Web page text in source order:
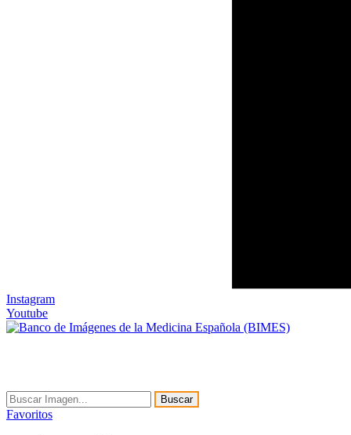
Instagram
Youtube
Buscar
Favoritos